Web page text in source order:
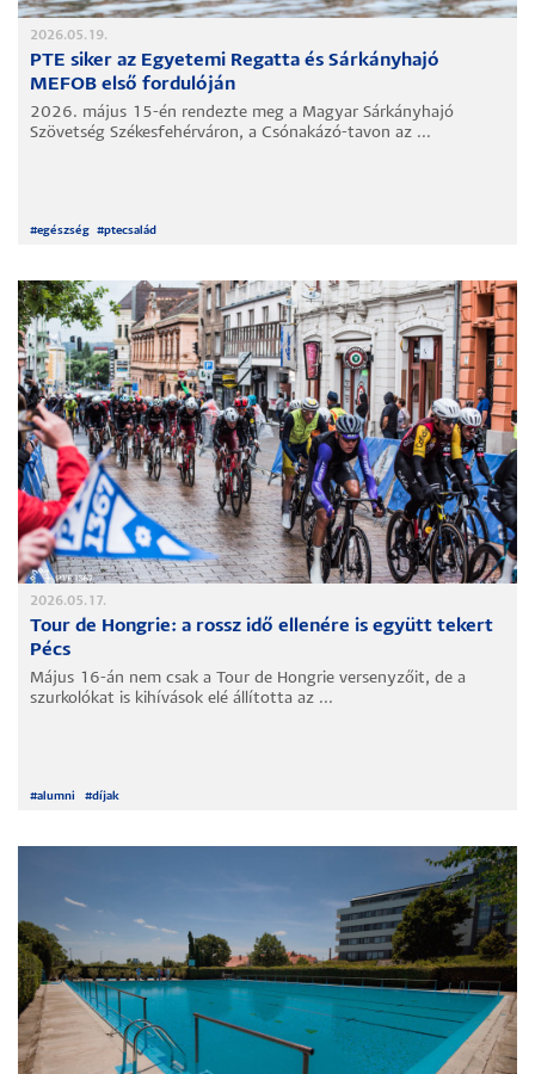
2026.05.19.
PTE siker az Egyetemi Regatta és Sárkányhajó
MEFOB első fordulóján
2026. május 15-én rendezte meg a Magyar Sárkányhajó
Szövetség Székesfehérváron, a Csónakázó-tavon az ...
#egészség #ptecsalád
2026.05.17.
Tour de Hongrie: a rossz idő ellenére is együtt tekert
Pécs
Május 16-án nem csak a Tour de Hongrie versenyzőit, de a
szurkolókat is kihívások elé állította az ...
#alumni #díjak